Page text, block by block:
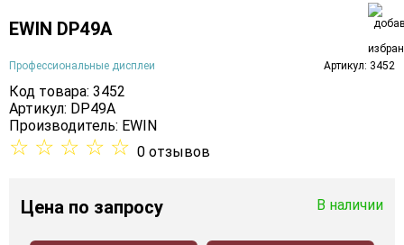
EWIN DP49A
Профессиональные дисплеи Артикул: 3452
Код товара: 3452
Артикул: DP49A
Производитель: EWIN
☆ ☆ ☆ ☆ ☆ 0 отзывов
Цена по запросу В наличии